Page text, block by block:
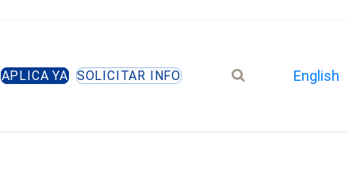
APLICA YA SOLICITAR INFO
Search
English